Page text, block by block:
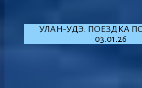
УЛАН-УДЭ. ПОЕЗДКА
03.01.26